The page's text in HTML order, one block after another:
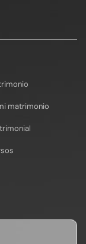
matrimonio